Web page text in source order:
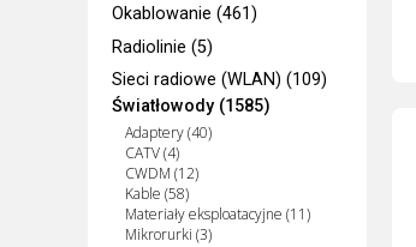
Okablowanie (461)
Radiolinie (5)
Sieci radiowe (WLAN) (109)
Światłowody (1585)
Adaptery (40)
CATV (4)
CWDM (12)
Kable (58)
Materiały eksploatacyjne (11)
Mikrorurki (3)